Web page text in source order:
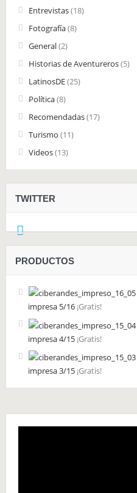
Entrevistas(18)
Fotografía(8)
General(2)
Historias de Aventureros(5)
LatinosDE(25)
Política(8)
Recomendadas(17)
Turismo (11)
Videos(13)
TWITTER
PRODUCTOS
impresa 5/16 ¡Gratis!
impresa 4/15 ¡Gratis!
impresa 3/15 ¡Gratis!